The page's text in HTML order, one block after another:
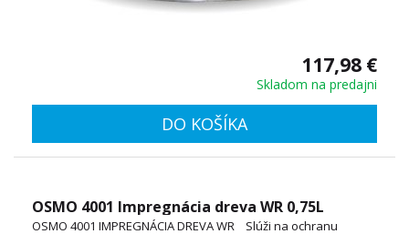
117,98 €
Skladom na predajni
DO KOŠÍKA
OSMO 4001 Impregnácia dreva WR 0,75L
OSMO 4001 IMPREGNÁCIA DREVA WR Slúži na ochranu